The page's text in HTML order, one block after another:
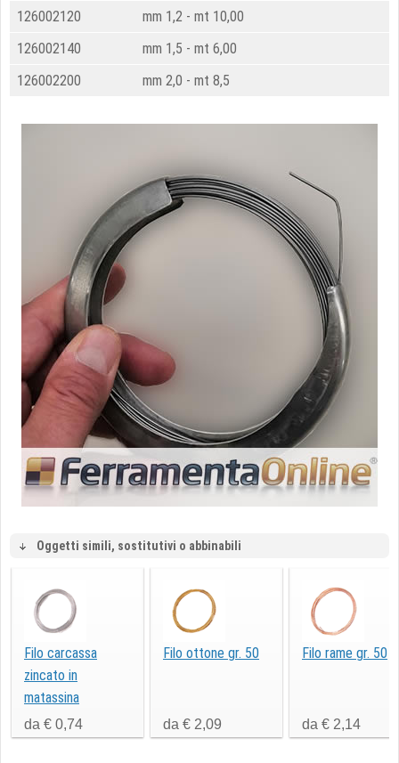
126002120
mm 1,2 - mt 10,00
126002140
mm 1,5 - mt 6,00
126002200
mm 2,0 - mt 8,5
Oggetti simili, sostitutivi o abbinabili
Filo carcassa
zincato in
matassina
da € 0,74
Filo ottone gr. 50
da € 2,09
Filo rame gr. 50
da € 2,14